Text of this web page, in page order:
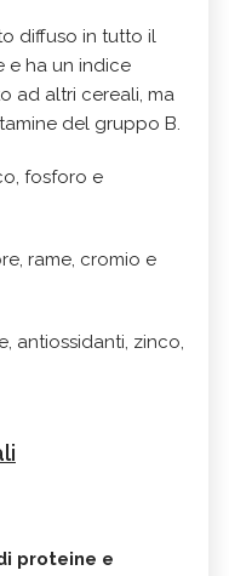
diffuso in tutto il
e ha un indice
ad altri cereali, ma
del gruppo B.
fosforo e
rame, cromio e
antiossidanti, zinco,
proteine e